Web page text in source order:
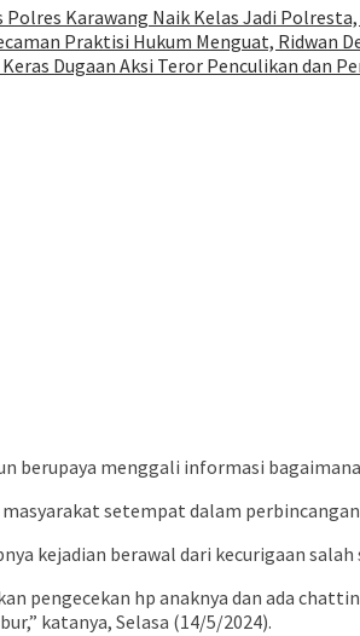
Polres Karawang Naik Kelas Jadi
Praktisi Hukum Menguat, Ridwan
Dugaan Aksi Teror Penculikan dan
berupaya menggali informasi
setempat dalam
kejadian berawal dari kecurigaan
pengecekan hp anaknya dan ada
katanya, Selasa (14/5/2024).